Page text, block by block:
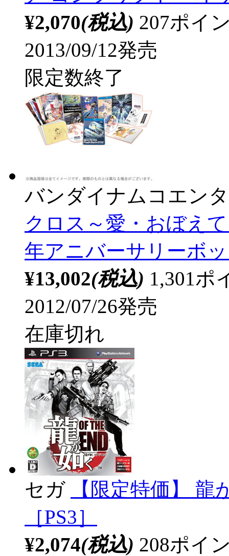
¥2,070(税込) 207ポイ
2013/09/12発売
限定数終了
バンダイナムコエン
クロス～愛・おぼえ
年アニバーサリーボ
¥13,002(税込) 1,301ポ
2012/07/26発売
在庫切れ
セガ
【限定特価】 龍
［PS3］
¥2,074(税込) 208ポイ